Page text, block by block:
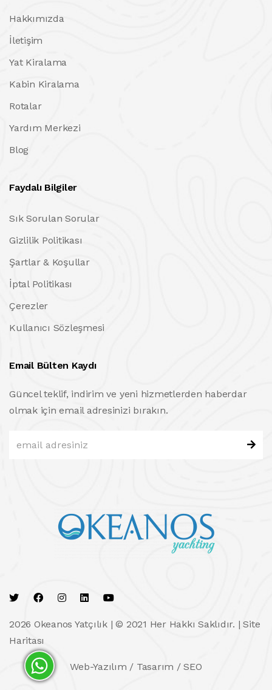
Hakkımızda
İletişim
Yat Kiralama
Kabin Kiralama
Rotalar
Yardım Merkezi
Blog
Faydalı Bilgiler
Sık Sorulan Sorular
Gizlilik Politikası
Şartlar & Koşullar
İptal Politikası
Çerezler
Kullanıcı Sözleşmesi
Email Bülten Kaydı
Güncel teklif, indirim ve yeni hizmetlerden haberdar
olmak için email adresinizi bırakın.
2026 Okeanos Yatçılık | © 2021 Her Hakkı Saklıdır. |Site
Haritası
Web-Yazılım / Tasarım / SEO